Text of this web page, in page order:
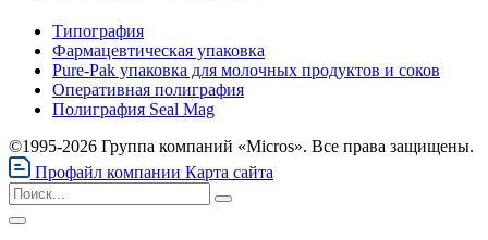
Типография
Фармацевтическая упаковка
Pure-Pak упаковка для молочных продуктов и соков
Оперативная полиграфия
Полиграфия Seal Mag
©1995-2026 Группа компаний «Micros». Все права защищены.
Профайл компании Карта сайта